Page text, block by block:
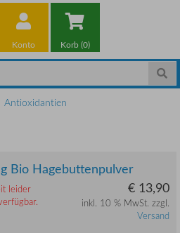
Konto Korb (0)
Antioxidantien
Bio Hagebuttenpulver
leider
€ 13,90
inkl. 10 % MwSt. zzgl.
Versand